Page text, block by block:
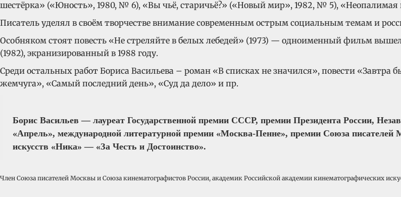
шестёрка» («Юность», 1980, № 6), «Вы чьё, старичьё?» («Новый мир», 1982, № 5),
Писатель уделял в своём творчестве внимание современным острым социальным темам и
Особняком стоят повесть «Не стреляйте в белых лебедей» (1973) — одноименный фильм
(1982), экранизированный в 1988 году.
Среди остальных работ Бориса Васильева – роман «В списках не значился», повести
жемчуга», «Самый последний день», «Суд да дело» и пр.
Борис Васильев — лауреат Государственной премии СССР, премии Президента России,
«Апрель», международной литературной премии «Москва-Пенне», премии Союза писателей
искусств «Ника» — «За Честь и Достоинство».
Член Союза писателей Москвы и Союза кинематографистов России, академик Российской академии кинематографических